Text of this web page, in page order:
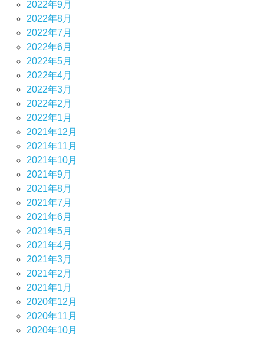
2022年9月
2022年8月
2022年7月
2022年6月
2022年5月
2022年4月
2022年3月
2022年2月
2022年1月
2021年12月
2021年11月
2021年10月
2021年9月
2021年8月
2021年7月
2021年6月
2021年5月
2021年4月
2021年3月
2021年2月
2021年1月
2020年12月
2020年11月
2020年10月